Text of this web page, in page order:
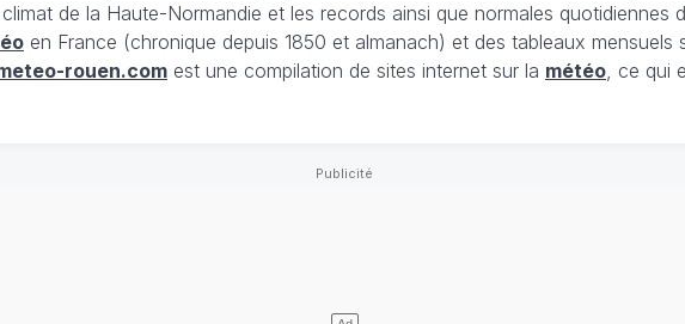
de la Haute-Normandie et les records ainsi que normales quotidiennes
en France (chronique depuis 1850 et almanach) et des tableaux mensuels
rouen.com est une compilation de sites internet sur la météo , ce qui